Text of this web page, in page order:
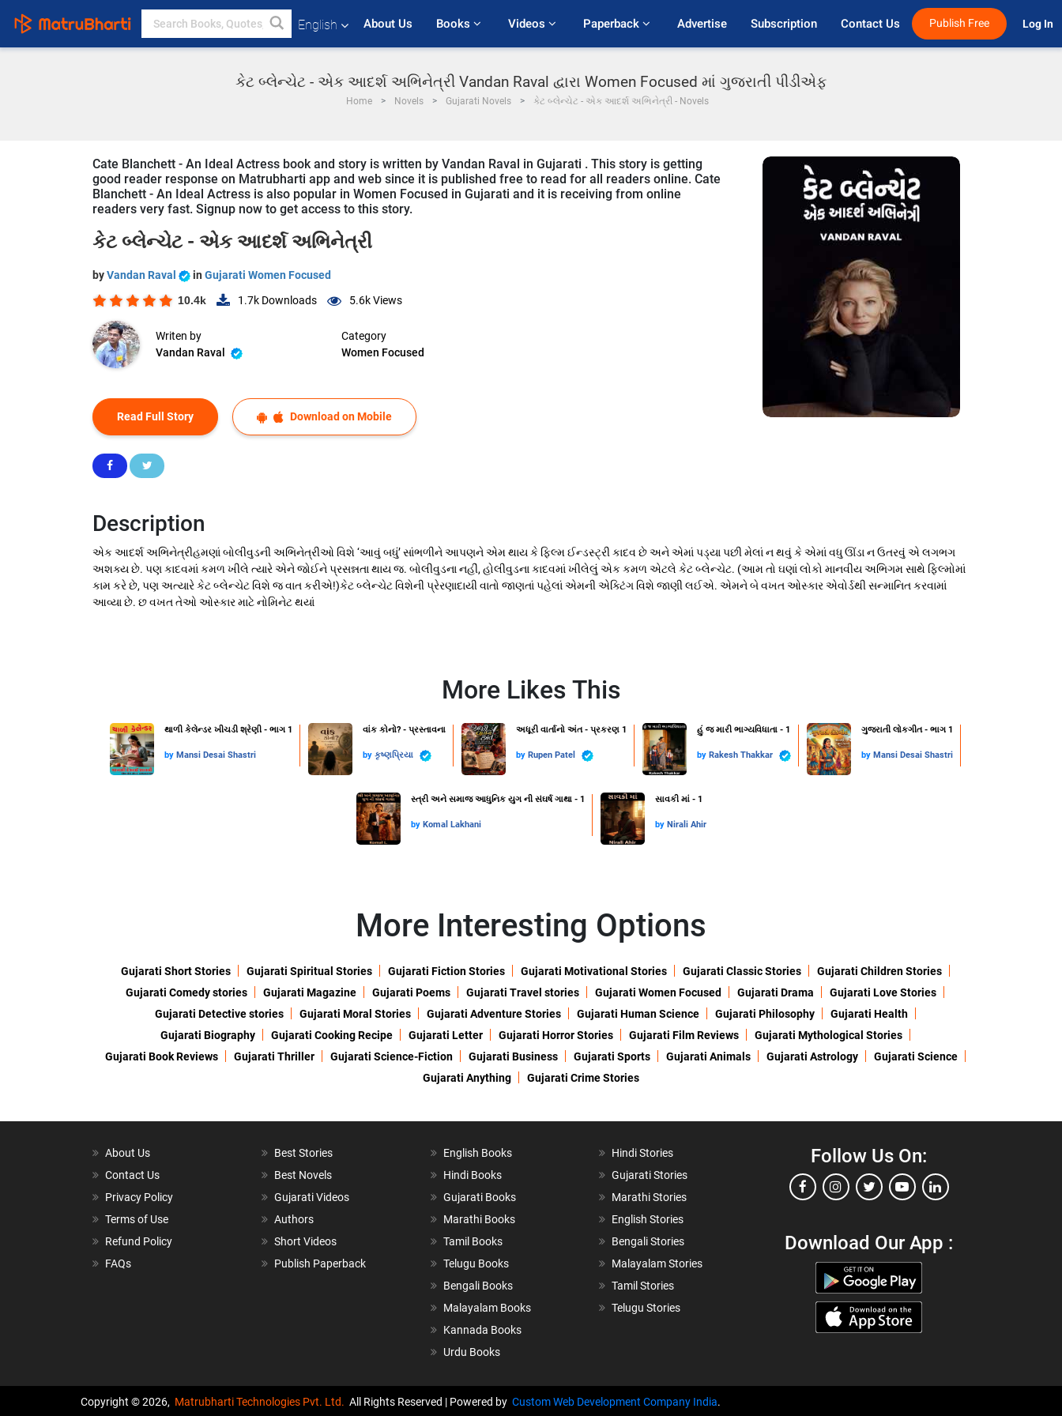
English About Us Books Videos Paperback Advertise Subscription Contact Us Publish Free Log In
કેટ બ્લેન્ચેટ - એક આદર્શ અભિનેત્રી Vandan Raval દ્વારા Women Focused માં ગુજરાતી પીડીએફ
Home Novels Gujarati Novels કેટ બ્લેન્ચેટ - એક આદર્શ અભિનેત્રી - Novels
Cate Blanchett - An Ideal Actress book and story is written by Vandan Raval in Gujarati . This story is getting
good reader response on Matrubharti app and web since it is published free to read for all readers online. Cate
Blanchett - An Ideal Actress is also popular in Women Focused in Gujarati and it is receiving from online
readers very fast. Signup now to get access to this story.
કેટ બ્લેન્ચેટ - એક આદર્શ અભિનેત્રી
byVandan Raval in Gujarati Women Focused
10.4k 1.7k Downloads 5.6kViews
Writen by
Vandan Raval
Category
Women Focused
Read Full Story Download on Mobile
Description
એક આદર્શ અભિનેત્રીહમણાં બોલીવુડની અભિનેત્રીઓ વિશે ‘આવું બધું’ સાંભળીને આપણને એમ થાય કે ફિલ્મ ઈન્ડસ્ટ્રી કાદવ છે અને એમાં પડ્યા પછી મેલાં ન થવું કે એમાં વધુ ઊંડા ન ઉતરવું એ લગભગ
અશક્ય છે. પણ કાદવમાં કમળ ખીલે ત્યારે એને જોઈને પ્રસન્નતા થાય જ. બોલીવુડના નહીં, હોલીવુડના કાદવમાં ખીલેલું એક કમળ એટલે કેટ બ્લેન્ચેટ. (આમ તો ઘણાં લોકો માનવીય અભિગમ સાથે ફિલ્મોમાં
કામ કરે છે, પણ અત્યારે કેટ બ્લેન્ચેટ વિશે જ વાત કરીએ!)કેટ બ્લેન્ચેટ વિશેની પ્રેરણાદાયી વાતો જાણતાં પહેલાં એમની એક્ટિંગ વિશે જાણી લઈએ. એમને બે વખત ઓસ્કાર એવોર્ડથી સન્માનિત કરવામાં
આવ્યા છે. છ વખત તેઓ ઓસ્કાર માટે નોમિનેટ થયાં
More Likes This
થાળી કેલેન્ડર ખીચડી શ્રેણી - ભાગ 1
by Mansi Desai Shastri
વાંક કોનો? - પ્રસ્તાવના
by કૃષ્ણપ્રિયા
અધૂરી વાર્તાનો અંત - પ્રકરણ 1
by Rupen Patel
હું જ મારી ભાગ્યવિધાતા - 1
by Rakesh Thakkar
ગુજરાતી લોકગીત - ભાગ 1
by Mansi Desai Shastri
સ્ત્રી અને સમાજ આધુનિક યુગ ની સંઘર્ષ ગાથા - 1
by Komal Lakhani
સાવકી માં - 1
by Nirali Ahir
More Interesting Options
Gujarati Short Stories Gujarati Spiritual Stories Gujarati Fiction Stories Gujarati Motivational Stories Gujarati Classic Stories
Gujarati Children Stories
Gujarati Comedy stories
Gujarati Magazine Gujarati Poems Gujarati Travel stories Gujarati Women Focused Gujarati Drama
Gujarati Love Stories
Gujarati Detective stories
Gujarati Moral Stories Gujarati Adventure Stories Gujarati Human Science Gujarati Philosophy
Gujarati Health
Gujarati Biography
Gujarati Cooking Recipe Gujarati Letter Gujarati Horror Stories Gujarati Film Reviews
Gujarati Mythological Stories
Gujarati Book Reviews
Gujarati Thriller Gujarati Science-Fiction Gujarati Business Gujarati Sports Gujarati Animals Gujarati Astrology
Gujarati Science
Gujarati Anything
Gujarati Crime Stories
About Us
Contact Us
Privacy Policy
Terms of Use
Refund Policy
FAQs
Best Stories
Best Novels
Gujarati Videos
Authors
Short Videos
Publish Paperback
English Books
Hindi Books
Gujarati Books
Marathi Books
Tamil Books
Telugu Books
Bengali Books
Malayalam Books
Kannada Books
Urdu Books
Hindi Stories
Gujarati Stories
Marathi Stories
English Stories
Bengali Stories
Malayalam Stories
Tamil Stories
Telugu Stories
Follow Us On:
Download Our App :
Copyright © 2026, Matrubharti Technologies Pvt. Ltd. All Rights Reserved | Powered by Custom Web Development Company India.